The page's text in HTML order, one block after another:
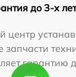
до 3-х лет
центр
запчасти
гарантию